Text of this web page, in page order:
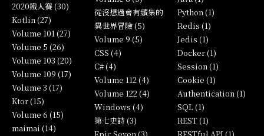
2020鐵人賽 (30)
Kotlin (27)
Volume 101 (27)
Volume 5 (26)
Volume 103 (20)
Volume 109 (17)
Volume 3 (17)
Ktor (15)
Volume 6 (15)
maimai (14)
從沒想過會有續集的
異世界冒險 (5)
Volume 9 (5)
CSS (4)
C# (4)
Volume 112 (4)
Volume 122 (4)
Windows (4)
第七史詩 (3)
Python (1)
Redis (1)
Jedis (1)
Docker (1)
Session (1)
Cookie (1)
Authentication (1)
SQL (1)
REST (1)